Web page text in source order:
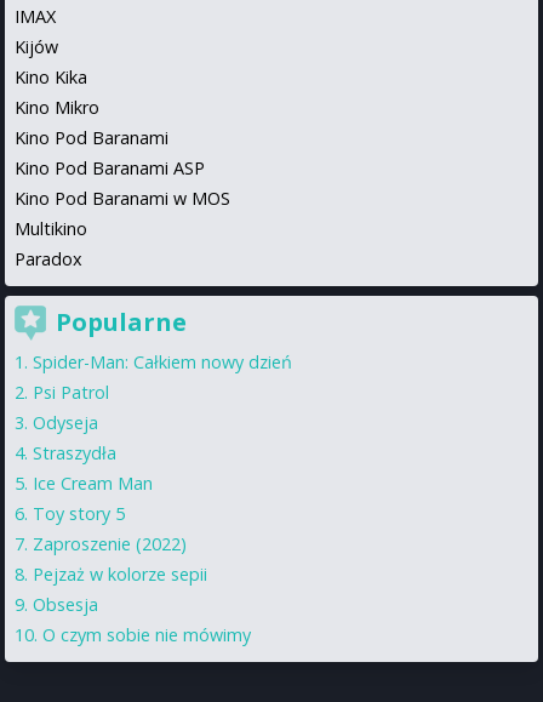
IMAX
Kijów
Kino Kika
Kino Mikro
Kino Pod Baranami
Kino Pod Baranami ASP
Kino Pod Baranami w MOS
Multikino
Paradox
Popularne
Spider-Man: Całkiem nowy dzień
Psi Patrol
Odyseja
Straszydła
Ice Cream Man
Toy story 5
Zaproszenie (2022)
Pejzaż w kolorze sepii
Obsesja
O czym sobie nie mówimy